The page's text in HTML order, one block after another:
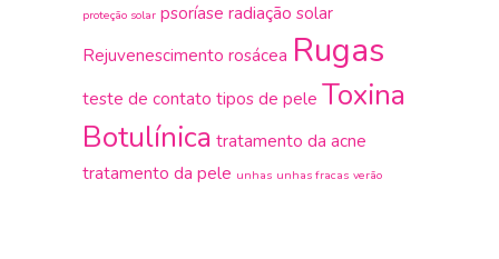
proteção solar psoríase radiação solar
Rejuvenescimento rosácea Rugas
teste de contato tipos de pele Toxina
Botulínica tratamento da acne
tratamento da pele unhas unhas fracas verão